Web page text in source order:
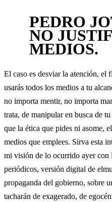
PEDRO
NO
MEDIOS.
El caso es desviar la atención, el
usarás todos los medios a tu
no importa mentir, no importa
trata, de manipular en busca de
que la ética que pides ni asome,
medios que emplees. Sirva esta
mi visión de lo ocurrido ayer con
periódicos, versión digital de
propaganda del gobierno, sobre
tacharán de exagerado, de